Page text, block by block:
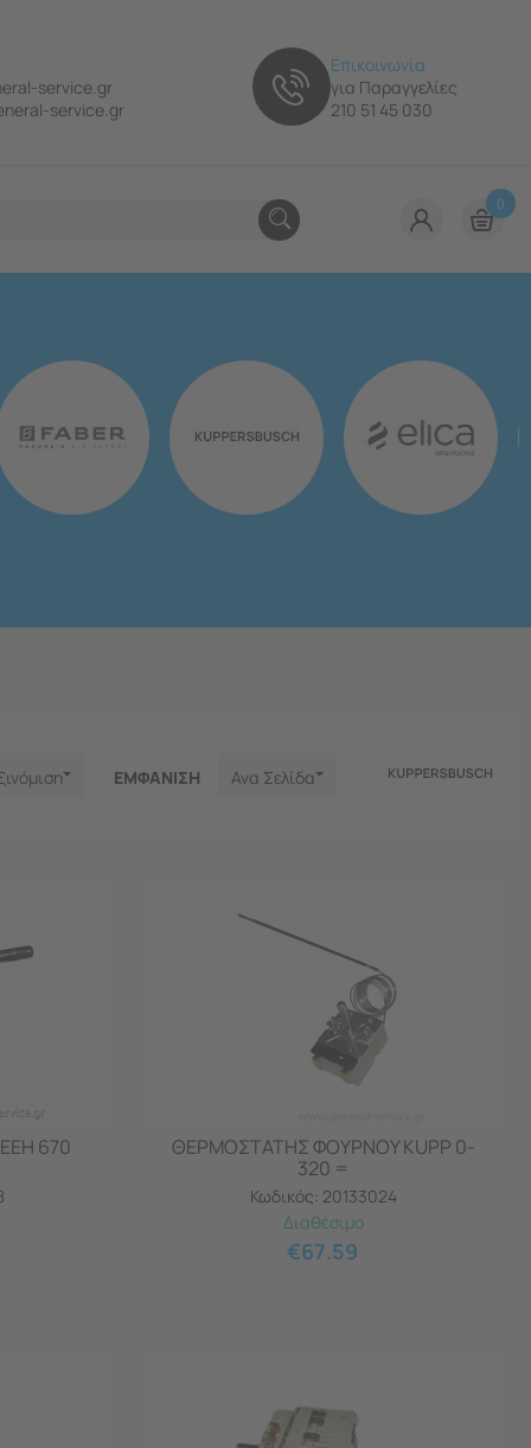
service.gr
service.gr
Επικοινωνία
για Παραγγελίες
210 51 45 030
0
ΕΜΦΑNΙΣΗ Ανα Σελίδα
670
ΘΕΡΜΟΣΤΑΤΗΣ ΦΟΥΡΝΟΥ KUPP 0-
320 =
Κωδικός: 20133024
Διαθέσιμο
€67.59